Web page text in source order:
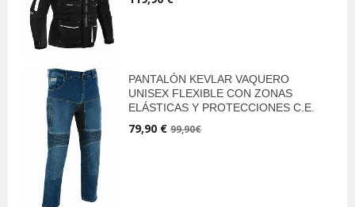
PANTALÓN KEVLAR VAQUERO
UNISEX FLEXIBLE CON ZONAS
ELÁSTICAS Y PROTECCIONES C.E.
79,90 € 99,90€